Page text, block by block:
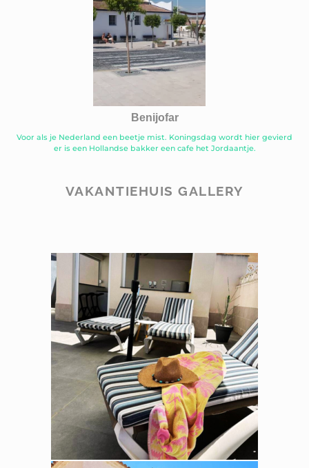
Benijofar
Voor als je Nederland een beetje mist. Koningsdag wordt hier gevierd
er is een Hollandse bakker een cafe het Jordaantje.
VAKANTIEHUIS GALLERY